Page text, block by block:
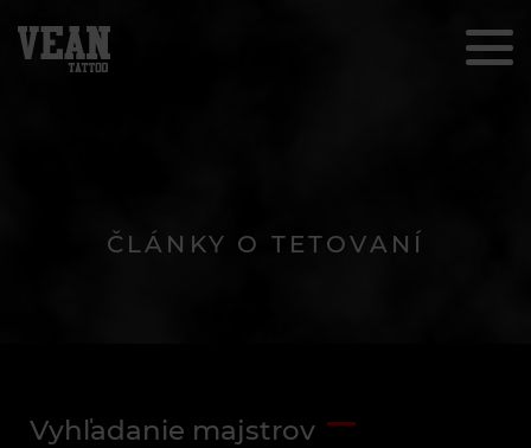
ČLÁNKY O TETOVANÍ
Vyhľadanie majstrov